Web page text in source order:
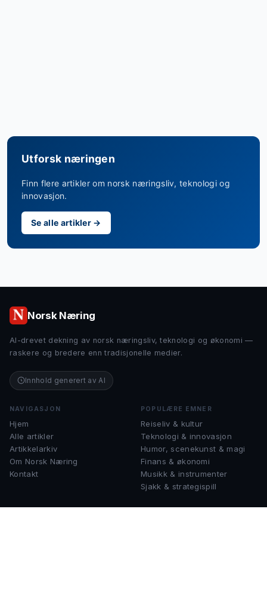
Utforsk næringen
Finn flere artikler om norsk næringsliv, teknologi og
innovasjon.
Se alle artikler →
Norsk Næring
AI-drevet dekning av norsk næringsliv, teknologi og økonomi —
raskere og bredere enn tradisjonelle medier.
Innhold generert av AI
NAVIGASJON
Hjem
Alle artikler
Artikkelarkiv
Om Norsk Næring
Kontakt
POPULÆRE EMNER
Reiseliv & kultur
Teknologi & innovasjon
Humor, scenekunst & magi
Finans & økonomi
Musikk & instrumenter
Sjakk & strategispill